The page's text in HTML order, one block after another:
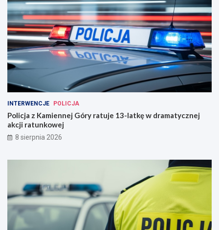
INTERWENCJE POLICJA
Policja z Kamiennej Góry ratuje 13-latkę w dramatycznej
akcji ratunkowej
8 sierpnia 2026